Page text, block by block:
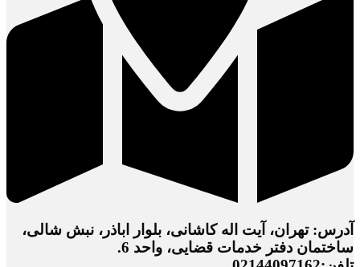
آدرس: تهران، آیت اله کاشانی، بلوار اباذر، نبش شالی،
ساختمان دفتر خدمات قضایی، واحد 6.